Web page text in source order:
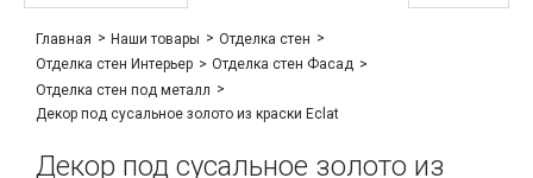
Главная Наши товары
Отделка стен
Отделка стен Интерьер
Отделка стен Фасад
Отделка стен под металл
Декор под сусальное золото из краски Eclat
Декор под сусальное золото из